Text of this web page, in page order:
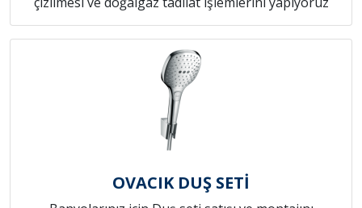
OVACIK DUŞ SETİ